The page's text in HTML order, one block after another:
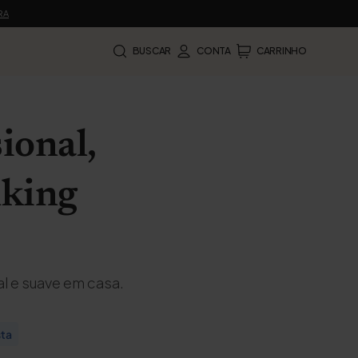
BUSCAR CONTA CARRINHO
e suave em casa.